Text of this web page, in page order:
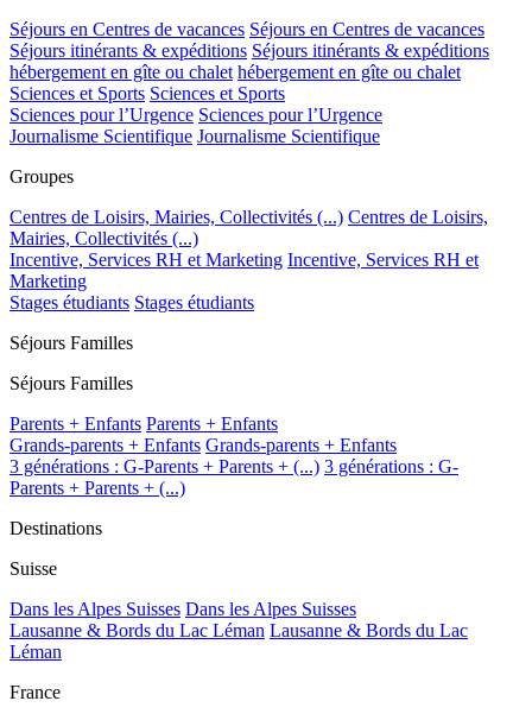
Séjours en Centres de vacances Séjours en Centres de vacances
Séjours itinérants & expéditions Séjours itinérants & expéditions
hébergement en gîte ou chalet hébergement en gîte ou chalet
Sciences et Sports Sciences et Sports
Sciences pour l’Urgence Sciences pour l’Urgence
Journalisme Scientifique Journalisme Scientifique
Groupes
Centres de Loisirs, Mairies, Collectivités (...) Centres de Loisirs,
Mairies, Collectivités (...)
Incentive, Services RH et Marketing Incentive, Services RH et
Marketing
Stages étudiants Stages étudiants
Séjours Familles
Séjours Familles
Parents + Enfants Parents + Enfants
Grands-parents + Enfants Grands-parents + Enfants
3 générations : G-Parents + Parents + (...) 3 générations : G-
Parents + Parents + (...)
Destinations
Suisse
Dans les Alpes Suisses Dans les Alpes Suisses
Lausanne & Bords du Lac Léman Lausanne & Bords du Lac
Léman
France